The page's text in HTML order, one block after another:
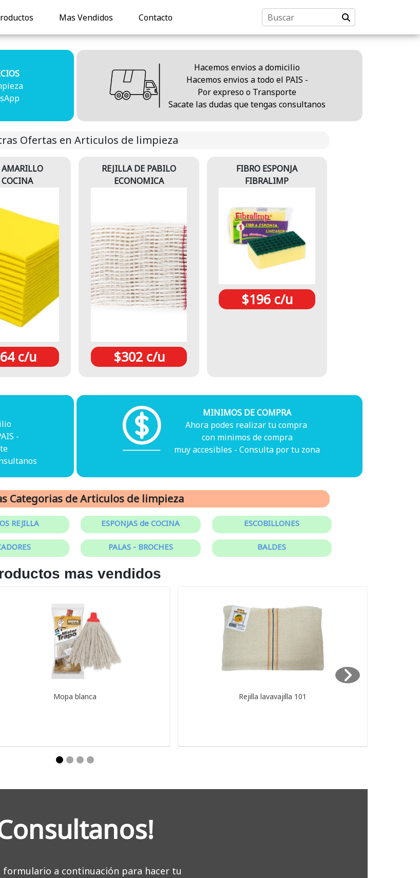
Mas Vendidos Contacto
Hacemos envios a domicilio
Hacemos envios a todo el PAIS -
Por expreso o Transporte
Sacate las dudas que tengas consultanos
Ofertas en Articulos de limpieza
AMARILLO
COCINA
c/u
REJILLA DE PABILO
ECONOMICA
$302 c/u
FIBRO ESPONJA
FIBRALIMP
$196 c/u
-
MINIMOS DE COMPRA
Ahora podes realizar tu compra
con minimos de compra
muy accesibles - Consulta por tu zona
Categorias de Articulos de limpieza
REJILLA ESPONJAS de COCINA ESCOBILLONES
PALAS - BROCHES BALDES
mas vendidos
Mopa blanca Rejilla lavavajilla 101
formulario a continuación para hacer tu